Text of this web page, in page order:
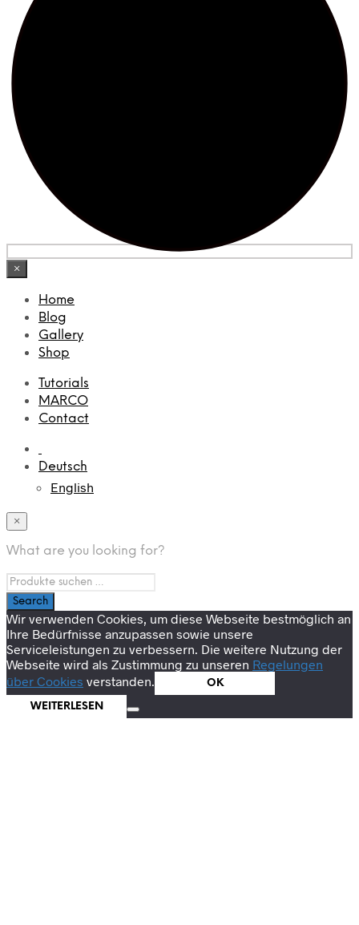
×
Home
Blog
Gallery
Shop
Tutorials
MARCO
Contact
Deutsch
English
×
What are you looking for?
Wir verwenden Cookies, um diese Webseite bestmöglich an
Ihre Bedürfnisse anzupassen sowie unsere
Serviceleistungen zu verbessern. Die weitere Nutzung der
Webseite wird als Zustimmung zu unseren Regelungen
über Cookies verstanden. OK
WEITERLESEN